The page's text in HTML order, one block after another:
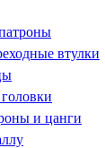
втулки
и цанги